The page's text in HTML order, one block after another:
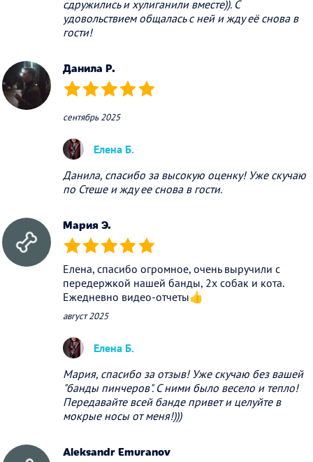
сдружились и хулиганили вместе)). С
удовольствием общалась с ней и жду её снова в
гости!
Данила Р.
(*) (*) (*) (*) (*)
сентябрь 2025
Елена Б.
Данила, спасибо за высокую оценку! Уже скучаю
по Стеше и жду ее снова в гости.
Мария Э.
(*) (*) (*) (*) (*)
Елена, спасибо огромное, очень выручили с
передержкой нашей банды, 2х собак и кота.
Ежедневно видео-отчеты👍
август 2025
Елена Б.
Мария, спасибо за отзыв! Уже скучаю без вашей
"банды пинчеров". С ними было весело и тепло!
Передавайте всей банде привет и целуйте в
мокрые носы от меня!)))
Aleksandr Emuranov